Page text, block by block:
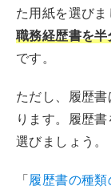
た用紙を選び
職務経歴書を
です。
ただし、履歴
ります。履歴
選びましょう。
「 履歴書の種